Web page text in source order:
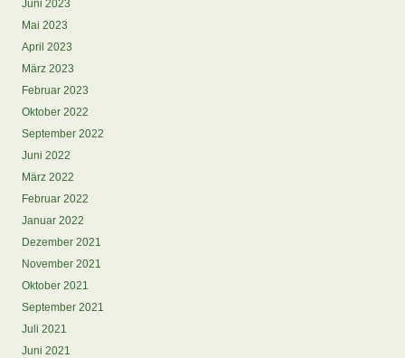
Juni 2023
Mai 2023
April 2023
März 2023
Februar 2023
Oktober 2022
September 2022
Juni 2022
März 2022
Februar 2022
Januar 2022
Dezember 2021
November 2021
Oktober 2021
September 2021
Juli 2021
Juni 2021